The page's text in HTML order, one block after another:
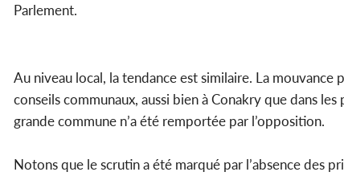
Parlement.
Au niveau local, la tendance est similaire. La
conseils communaux, aussi bien à Conakry que dans
grande commune n’a été remportée par l’opposition.
Notons que le scrutin a été marqué par l’absence des